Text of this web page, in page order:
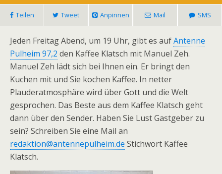
Teilen Tweet Anpinnen Mail SMS
Jeden Freitag Abend, um 19 Uhr, gibt es aufAntenne
Pulheim 97,2 den Kaffee Klatsch mit Manuel Zeh.
Manuel Zeh lädt sich bei Ihnen ein. Er bringt den
Kuchen mit und Sie kochen Kaffee. In netter
Plauderatmosphäre wird über Gott und die Welt
gesprochen. Das Beste aus dem Kaffee Klatsch geht
dann über den Sender. Haben Sie Lust Gastgeber zu
sein? Schreiben Sie eine Mail an
redaktion@antennepulheim.de Stichwort Kaffee
Klatsch.